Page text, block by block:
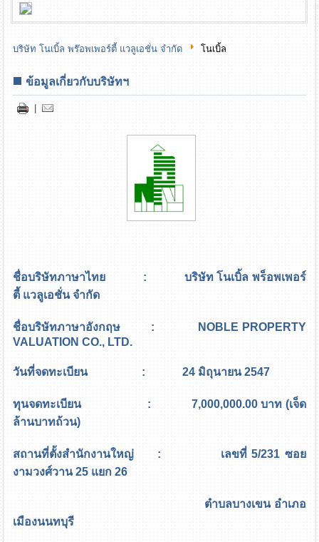
บริษัท โนเบิ้ล พร๊อพเพอร์ตี้ แวลูเอชั่น จำกัด โนเบิ้ล
ข้อมูลเกี่ยวกับบริษัทฯ
|
ชื่อบริษัทภาษาไทย : บริษัท โนเบิ้ล พร็อพเพอร์
ตี้ แวลูเอชั่น จำกัด
ชื่อบริษัทภาษาอังกฤษ : NOBLE PROPERTY
VALUATION CO., LTD.
วันที่จดทะเบียน : 24 มิถุนายน 2547
ทุนจดทะเบียน : 7,000,000.00 บาท (เจ็ด
ล้านบาทถ้วน)
สถานที่ตั้งสำนักงานใหญ่ : เลขที่ 5/231 ซอย
งามวงศ์วาน 25 แยก 26
ตำบลบางเขน อำเภอ
เมืองนนทบุรี